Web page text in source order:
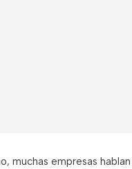
muchas empresas